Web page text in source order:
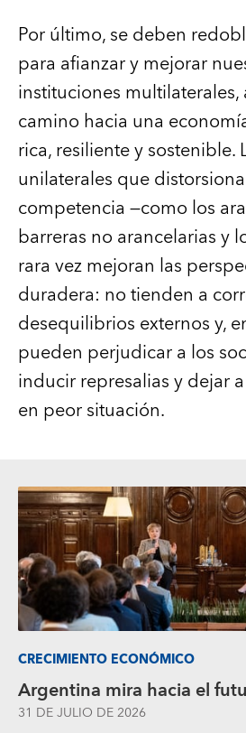
Por último, se deben
para afianzar y mejorar
instituciones
camino hacia una
rica, resiliente y sostenible.
unilaterales que
competencia —como los
barreras no arancelarias y
rara vez mejoran las
duradera: no tienden a
desequilibrios externos y,
pueden perjudicar a los
inducir represalias y dejar
en peor situación.
CRECIMIENTO ECONÓMICO
Argentina mira hacia el
31 DE JULIO DE 2026